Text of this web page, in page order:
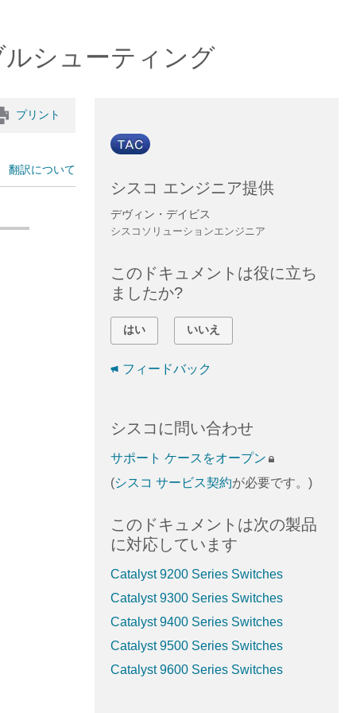
シューティング
プリント
翻訳について
シスコ エンジニア提供
デヴィン・デイビス
シスコソリューションエンジニア
このドキュメントは役に立ち
ましたか?
はい いいえ
フィードバック
シスコに問い合わせ
サポート ケースをオープン
(シスコ サービス契約が必要です。)
このドキュメントは次の製品
に対応しています
Catalyst 9200 Series Switches
Catalyst 9300 Series Switches
Catalyst 9400 Series Switches
Catalyst 9500 Series Switches
Catalyst 9600 Series Switches